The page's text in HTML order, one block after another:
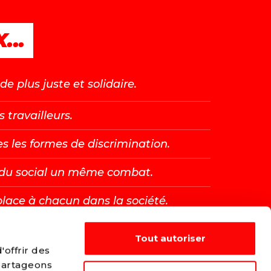
des
Tout autoriser
plus juste et solidaire.
travailleurs.
les formes de discrimination.
social un même combat.
à chacun dans la société.
→